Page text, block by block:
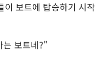
이 보트에 탑승하기 시작
는 보트네?"